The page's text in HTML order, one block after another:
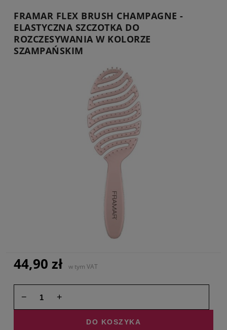
FRAMAR FLEX BRUSH CHAMPAGNE -
ELASTYCZNA SZCZOTKA DO
ROZCZESYWANIA W KOLORZE
SZAMPAŃSKIM
44,90 zł w tym VAT
− +
DO KOSZYKA